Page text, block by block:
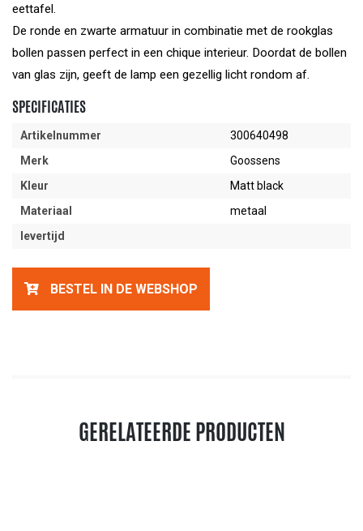
eettafel.
De ronde en zwarte armatuur in combinatie met de rookglas
bollen passen perfect in een chique interieur. Doordat de bollen
van glas zijn, geeft de lamp een gezellig licht rondom af.
SPECIFICATIES
Artikelnummer
300640498
Merk
Goossens
Kleur
Matt black
Materiaal
metaal
levertijd
BESTEL IN DE WEBSHOP
GERELATEERDE PRODUCTEN